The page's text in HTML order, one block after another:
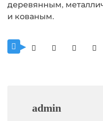
деревянным,
и кованым.
admin